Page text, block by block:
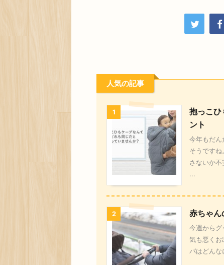
人気の記事
1
抱っこひ
ント
今年もだん
そうです
さないか
...
2 赤ちゃん
今週からグ
気も悪くお
パはどん